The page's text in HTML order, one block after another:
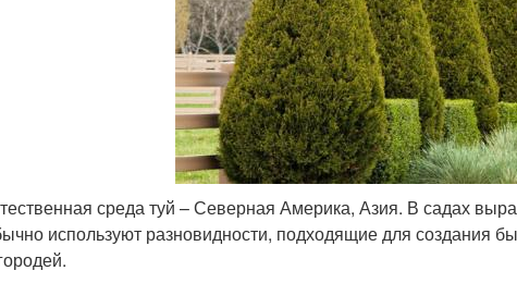
среда туй – Северная Америка, Азия. В садах
используют разновидности, подходящие для создания